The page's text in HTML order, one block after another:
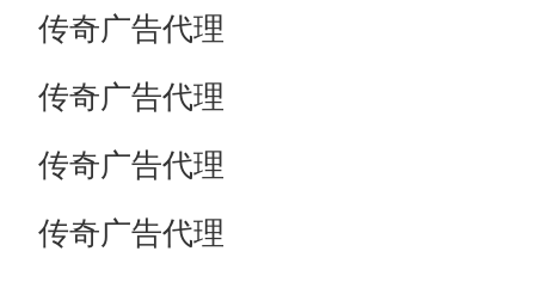
传奇广告代理
传奇广告代理
传奇广告代理
传奇广告代理